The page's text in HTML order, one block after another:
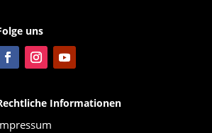
uns
Informationen